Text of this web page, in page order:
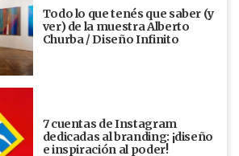
Todo lo que tenés que saber (y
ver) de la muestra Alberto
Churba / Diseño Infinito
7 cuentas de Instagram
dedicadas al branding: ¡diseño
e inspiración al poder!